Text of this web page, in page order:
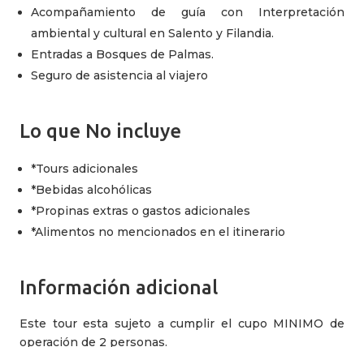
Acompañamiento de guía con Interpretación
ambiental y cultural en Salento y Filandia.
Entradas a Bosques de Palmas.
Seguro de asistencia al viajero
Lo que No incluye
*Tours adicionales
*Bebidas alcohólicas
*Propinas extras o gastos adicionales
*Alimentos no mencionados en el itinerario
Información adicional
Este tour esta sujeto a cumplir el cupo MINIMO de
operación de 2 personas.